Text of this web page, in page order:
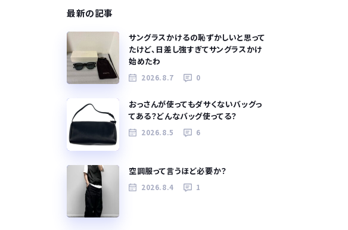
最新の記事
サングラスかけるの恥ずかしいと思って
たけど、日差し強すぎてサングラスかけ
始めたわ
2026.8.7 0
おっさんが使ってもダサくないバッグっ
てある？どんなバッグ使ってる？
2026.8.5 6
空調服って言うほど必要か？
2026.8.4 1